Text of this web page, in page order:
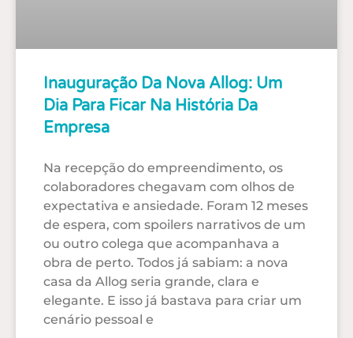
Inauguração Da Nova Allog: Um
Dia Para Ficar Na História Da
Empresa
Na recepção do empreendimento, os
colaboradores chegavam com olhos de
expectativa e ansiedade. Foram 12 meses
de espera, com spoilers narrativos de um
ou outro colega que acompanhava a
obra de perto. Todos já sabiam: a nova
casa da Allog seria grande, clara e
elegante. E isso já bastava para criar um
cenário pessoal e